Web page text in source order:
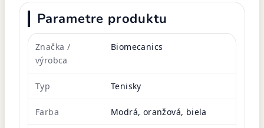
Parametre produktu
Značka /
výrobca
Biomecanics
Typ Tenisky
Farba Modrá, oranžová, biela